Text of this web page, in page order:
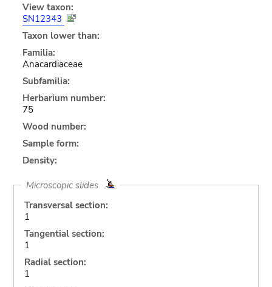
View taxon:
SN12343
Taxon lower than:
Familia:
Anacardiaceae
Subfamilia:
Herbarium number:
75
Wood number:
Sample form:
Density:
Microscopic slides
Transversal section:
1
Tangential section:
1
Radial section:
1